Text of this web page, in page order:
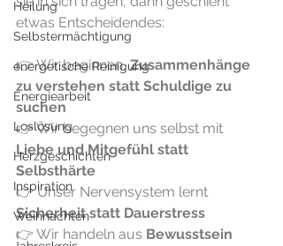
Heilung
Selbstermächtigung
energetische Reinigung
Energiearbeit
Loslösung
Herzgeschichten
Inspiration
Weihnachten
etwas Entscheidendes:
👉 Wir beginnen, Zusammenhänge
zu verstehen statt Schuldige zu
suchen
👉 Wir begegnen uns selbst mit
Liebe und Mitgefühl statt
Selbsthärte
👉 Unser Nervensystem lernt
Sicherheit statt Dauerstress
👉 Wir handeln aus Bewusstsein